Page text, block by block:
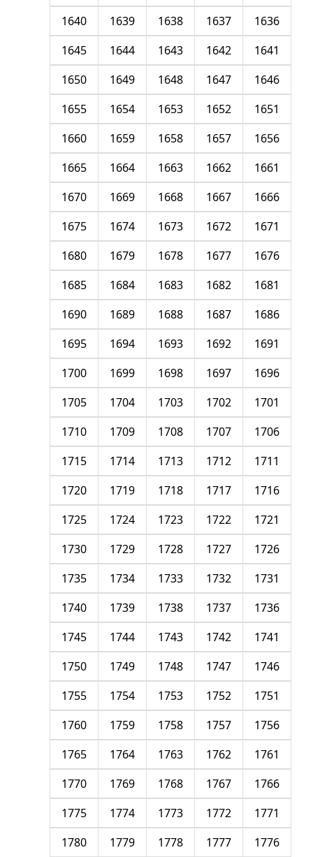
1636
1637
1638
1639
1640
1641
1642
1643
1644
1645
1646
1647
1648
1649
1650
1651
1652
1653
1654
1655
1656
1657
1658
1659
1660
1661
1662
1663
1664
1665
1666
1667
1668
1669
1670
1671
1672
1673
1674
1675
1676
1677
1678
1679
1680
1681
1682
1683
1684
1685
1686
1687
1688
1689
1690
1691
1692
1693
1694
1695
1696
1697
1698
1699
1700
1701
1702
1703
1704
1705
1706
1707
1708
1709
1710
1711
1712
1713
1714
1715
1716
1717
1718
1719
1720
1721
1722
1723
1724
1725
1726
1727
1728
1729
1730
1731
1732
1733
1734
1735
1736
1737
1738
1739
1740
1741
1742
1743
1744
1745
1746
1747
1748
1749
1750
1751
1752
1753
1754
1755
1756
1757
1758
1759
1760
1761
1762
1763
1764
1765
1766
1767
1768
1769
1770
1771
1772
1773
1774
1775
1776
1777
1778
1779
1780